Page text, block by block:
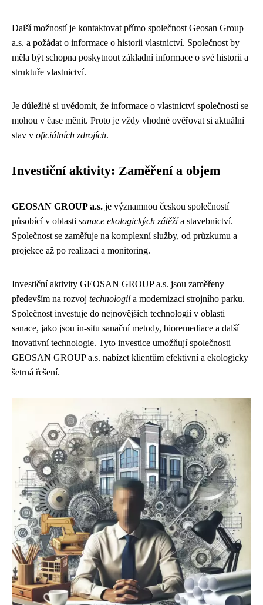
Další možností je kontaktovat přímo společnost Geosan Group
a.s. a požádat o informace o historii vlastnictví. Společnost by
měla být schopna poskytnout základní informace o své historii a
struktuře vlastnictví.
Je důležité si uvědomit, že informace o vlastnictví společností se
mohou v čase měnit. Proto je vždy vhodné ověřovat si aktuální
stav v oficiálních zdrojích.
Investiční aktivity: Zaměření a objem
GEOSAN GROUP a.s. je významnou českou společností
působící v oblasti sanace ekologických zátěžía stavebnictví.
Společnost se zaměřuje na komplexní služby, od průzkumu a
projekce až po realizaci a monitoring.
Investiční aktivity GEOSAN GROUP a.s. jsou zaměřeny
především na rozvoj technologiía modernizaci strojního parku.
Společnost investuje do nejnovějších technologií v oblasti
sanace, jako jsou in-situ sanační metody, bioremediace a další
inovativní technologie. Tyto investice umožňují společnosti
GEOSAN GROUP a.s. nabízet klientům efektivní a ekologicky
šetrná řešení.